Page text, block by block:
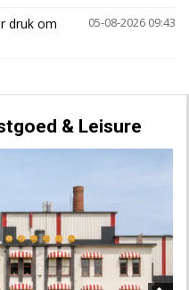
05-08-2026 09:43
druk om
& Leisure